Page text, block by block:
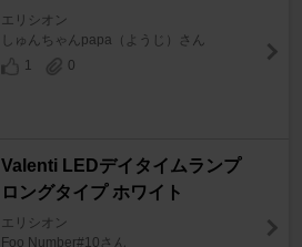
エリシオン
しゅんちゃんpapa（ようじ）さん
1
0
Valenti LEDデイタイムランプ
ロングタイプ ホワイト
エリシオン
Foo Number#10さん